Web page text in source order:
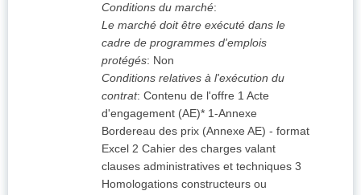
Conditions du marché:
Le marché doit être exécuté dans le
cadre de programmes d'emplois
protégés: Non
Conditions relatives à l'exécution du
contrat: Contenu de l'offre 1 Acte
d'engagement (AE)* 1-Annexe
Bordereau des prix (Annexe AE) - format
Excel 2 Cahier des charges valant
clauses administratives et techniques 3
Homologations constructeurs ou